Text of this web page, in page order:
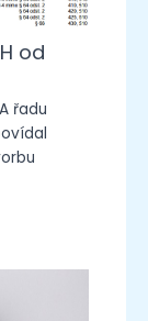
od
řadu